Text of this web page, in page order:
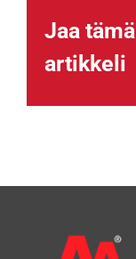
Jaa tämä
artikkeli